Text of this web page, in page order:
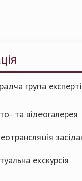
група
та відеогалерея
екскурсія